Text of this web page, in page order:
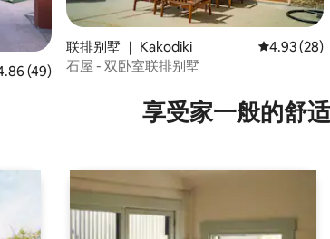
评分 4.86 分（满分 5 分），共 49 条评价
(49)
联排别墅 ｜ Kakodiki 平均评分
4.93 (28)
石屋 - 双卧室联排别墅
享受家一般的舒